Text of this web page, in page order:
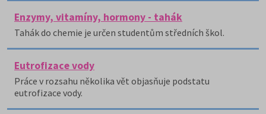
Enzymy, vitamíny, hormony - tahák
Tahák do chemie je určen studentům středních škol.
Eutrofizace vody
Práce v rozsahu několika vět objasňuje podstatu
eutrofizace vody.